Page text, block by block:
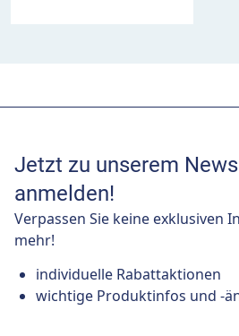
Jetzt zu unserem
anmelden!
Verpassen Sie keine exklusiven
mehr!
individuelle Rabattaktionen
wichtige Produktinfos und -